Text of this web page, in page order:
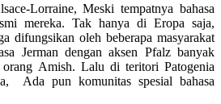
Lorraine, Meski tempatnya bahasa
mereka. Tak hanya di Eropa saja,
difungsikan oleh beberapa masyarakat
Jerman dengan aksen Pfalz banyak
orang Amish. Lalu di teritori Patogenia
Ada pun komunitas spesial bahasa